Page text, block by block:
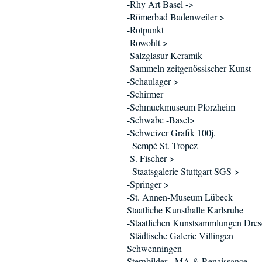
-Rhy Art Basel ->
-Römerbad Badenweiler >
-Rotpunkt
-Rowohlt >
-Salzglasur-Keramik
-Sammeln zeitgenössischer Kunst
-Schaulager >
-Schirmer
-Schmuckmuseum Pforzheim
-Schwabe -Basel>
-Schweizer Grafik 100j.
- Sempé St. Tropez
-S. Fischer >
- Staatsgalerie Stuttgart SGS >
-Springer >
-St. Annen-Museum Lübeck
Staatliche Kunsthalle Karlsruhe
-Staatlichen Kunstsammlungen
-Städtische Galerie Villingen-
Schwenningen